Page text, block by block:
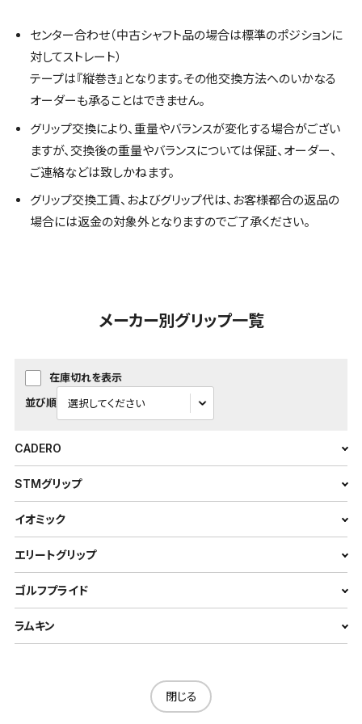
センター合わせ（中古シャフト品の場合は標準のポジションに
対してストレート）
テープは『縦巻き』となります。その他交換方法へのいかなる
オーダーも承ることはできません。
グリップ交換により、重量やバランスが変化する場合がござい
ますが、交換後の重量やバランスについては保証、オーダー、
ご連絡などは致しかねます。
グリップ交換工賃、およびグリップ代は、お客様都合の返品の
場合には返金の対象外となりますのでご了承ください。
メーカー別グリップ一覧
在庫切れを表示
並び順
CADERO
STMグリップ
イオミック
エリートグリップ
ゴルフプライド
ラムキン
閉じる